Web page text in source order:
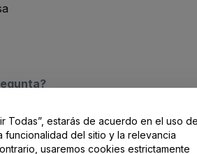
/ Contacto
Todas”, estarás de acuerdo en el uso
funcionalidad del sitio y la relevancia
usaremos cookies estrictamente